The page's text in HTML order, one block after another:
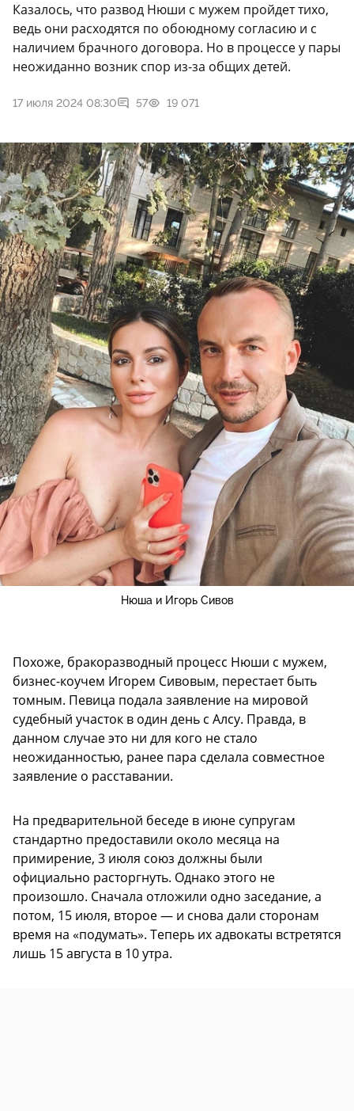
Казалось, что развод Нюши с мужем пройдет тихо,
ведь они расходятся по обоюдному согласию и с
наличием брачного договора. Но в процессе у пары
неожиданно возник спор из-за общих детей.
17 июля 2024 08:30 57 19 071
Нюша и Игорь Сивов
Похоже, бракоразводный процесс Нюши с мужем,
бизнес-коучем Игорем Сивовым, перестает быть
томным. Певица подала заявление на мировой
судебный участок в один день с Алсу. Правда, в
данном случае это ни для кого не стало
неожиданностью, ранее пара сделала совместное
заявление о расставании.
На предварительной беседе в июне супругам
стандартно предоставили около месяца на
примирение, 3 июля союз должны были
официально расторгнуть. Однако этого не
произошло. Сначала отложили одно заседание, а
потом, 15 июля, второе — и снова дали сторонам
время на «подумать». Теперь их адвокаты встретятся
лишь 15 августа в 10 утра.